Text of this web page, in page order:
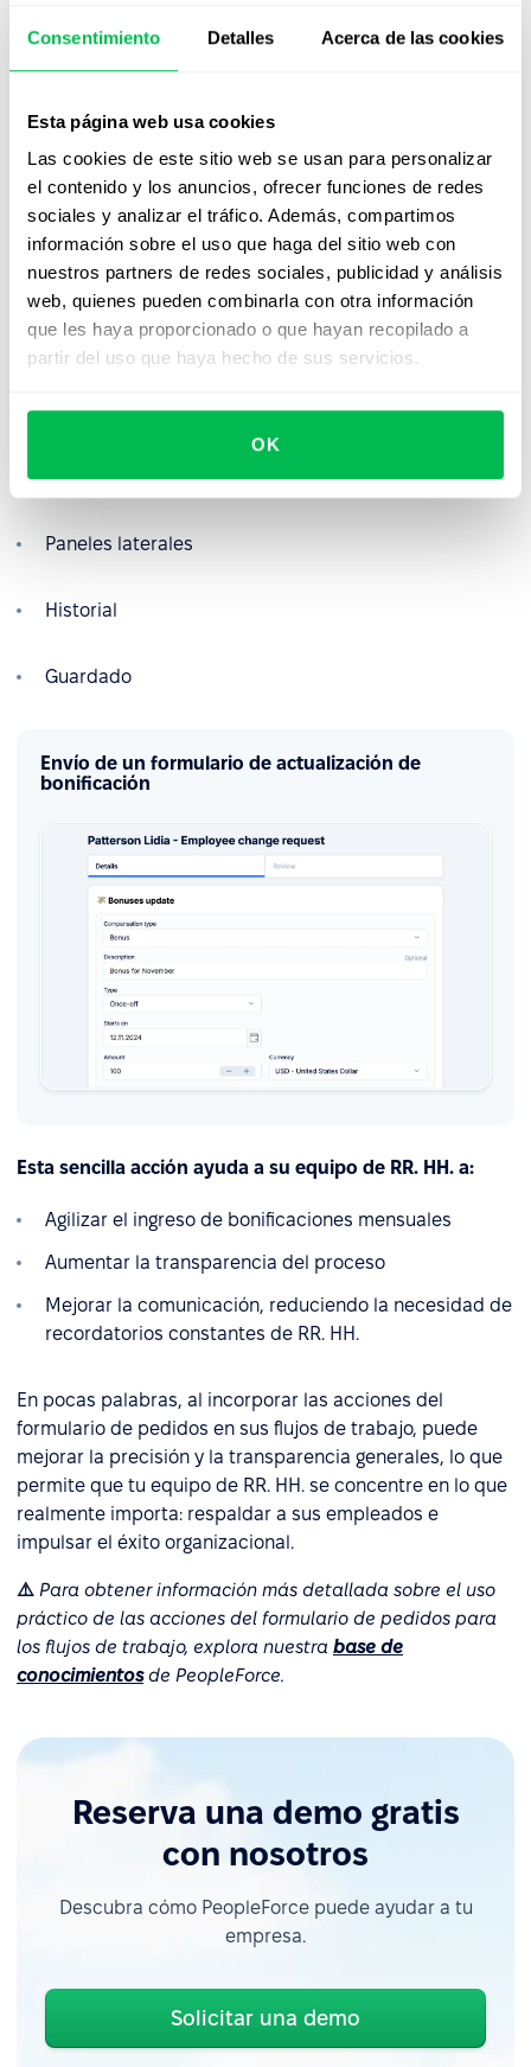
Consentimiento Detalles Acerca de las cookies
Esta página web usa cookies
Las cookies de este sitio web se usan para personalizar
el contenido y los anuncios, ofrecer funciones de redes
sociales y analizar el tráfico. Además, compartimos
información sobre el uso que haga del sitio web con
nuestros partners de redes sociales, publicidad y análisis
web, quienes pueden combinarla con otra información
que les haya proporcionado o que hayan recopilado a
partir del uso que haya hecho de sus servicios.
OK
Establece fechas de vencimiento claras para la solicitud
cuando comience el flujo de trabajo y un recordatorio
antes de la fecha límite.
Cuando se active el pedido de formulario y se asigne a
cada gerente, recibirán un correo electrónico y una
notificación en la aplicación. Una vez enviadas, las
actualizaciones de bonificaciones aparecerán
automáticamente en la pestaña Compensación de un
perfil de empleado y en el informe de nómina mensual
como compensación adicional. Para mayor comodidad,
Enviar comentarios
Paneles laterales
Historial
Guardado
Envío de un formulario de actualización de
bonificación
Esta sencilla acción ayuda a su equipo de RR. HH. a:
Agilizar el ingreso de bonificaciones mensuales
Aumentar la transparencia del proceso
Mejorar la comunicación, reduciendo la necesidad de
recordatorios constantes de RR. HH.
En pocas palabras, al incorporar las acciones del
formulario de pedidos en sus flujos de trabajo, puede
mejorar la precisión y la transparencia generales, lo que
permite que tu equipo de RR. HH. se concentre en lo que
realmente importa: respaldar a sus empleados e
impulsar el éxito organizacional.
⚠️ Para obtener información más detallada sobre el uso
práctico de las acciones del formulario de pedidos para
los flujos de trabajo, explora nuestra base de
conocimientosde PeopleForce.
Reserva una demo gratis
con nosotros
Descubra cómo PeopleForce puede ayudar a tu
empresa.
Solicitar una demo